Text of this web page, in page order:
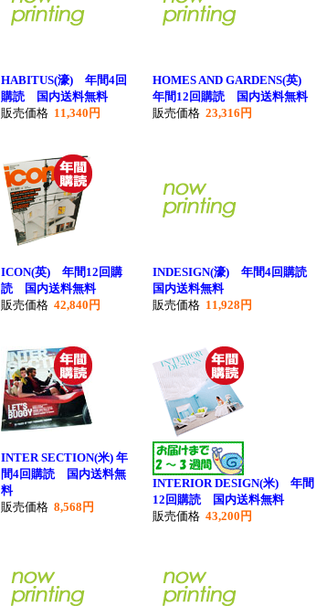
HABITUS(濠) 年間4回
購読 国内送料無料
販売価格 11,340円
HOMES AND GARDENS(英)
年間12回購読 国内送料無料
販売価格 23,316円
ICON(英) 年間12回購
読 国内送料無料
販売価格 42,840円
INDESIGN(濠) 年間4回購読
国内送料無料
販売価格 11,928円
INTER SECTION(米) 年
間4回購読 国内送料無
料
販売価格 8,568円
INTERIOR DESIGN(米) 年間
12回購読 国内送料無料
販売価格 43,200円